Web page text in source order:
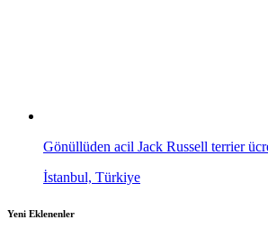
Gönüllüden acil Jack Russell terrier
İstanbul, Türkiye
Yeni Eklenenler